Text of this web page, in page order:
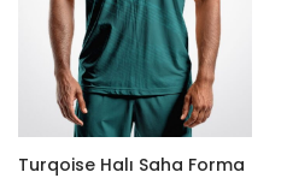
Turqoise Halı Saha Forma